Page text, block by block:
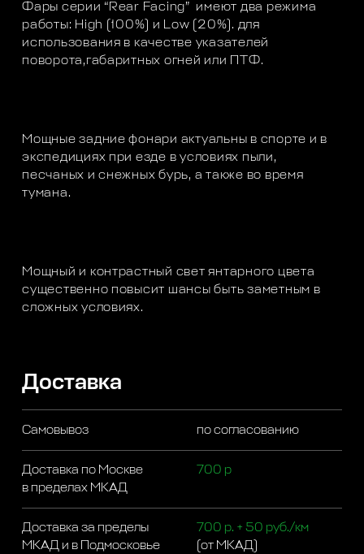
Фары серии “Rear Facing” имеют два режима
работы: High (100%) и Low (20%). для
использования в качестве указателей
поворота,габаритных огней или ПТФ.
Мощные задние фонари актуальны в спорте и в
экспедициях при езде в условиях пыли,
песчаных и снежных бурь, а также во время
тумана.
Мощный и контрастный свет янтарного цвета
существенно повысит шансы быть заметным в
сложных условиях.
Доставка
Самовывоз по согласованию
Доставка по Москве
в пределах МКАД
700 р
Доставка за пределы
МКАД и в Подмосковье
700 р. + 50 руб./км
(от МКАД)